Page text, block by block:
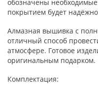
обозначены
покрытием будет
Алмазная вышивка с
отличный способ
атмосфере. Готовое
оригинальным подарком.
Комплектация: